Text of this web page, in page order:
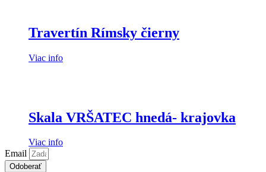
Travertín Rímsky čierny
Viac info
Skala VRŠATEC hnedá- krajovka
Viac info
Email
Odoberať